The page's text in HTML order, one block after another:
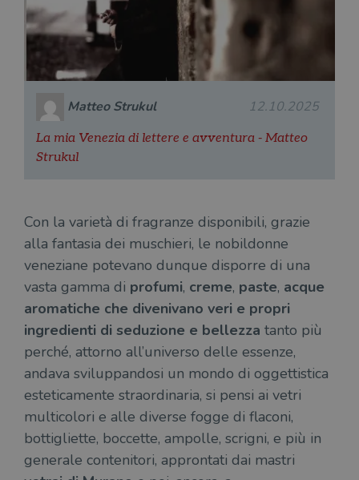
Matteo Strukul 12.10.2025
La mia Venezia di lettere e avventura - Matteo
Strukul
Con la varietà di fragranze disponibili, grazie
alla fantasia dei muschieri, le nobildonne
veneziane potevano dunque disporre di una
vasta gamma di profumi, creme, paste, acque
aromatiche che divenivano veri e propri
ingredienti di seduzione e bellezza tanto più
perché, attorno all’universo delle essenze,
andava sviluppandosi un mondo di oggettistica
esteticamente straordinaria, si pensi ai vetri
multicolori e alle diverse fogge di flaconi,
bottigliette, boccette, ampolle, scrigni, e più in
generale contenitori, approntati dai mastri